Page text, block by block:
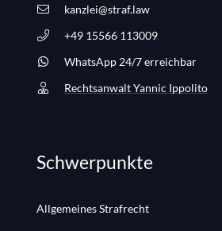
kanzlei@straf.law
+49 15566 113009
WhatsApp 24/7 erreichbar
Rechtsanwalt Yannic Ippolito
Schwerpunkte
Allgemeines Strafrecht